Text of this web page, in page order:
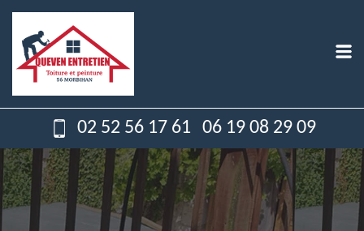
02 52 56 17 61 06 19 08 29 09